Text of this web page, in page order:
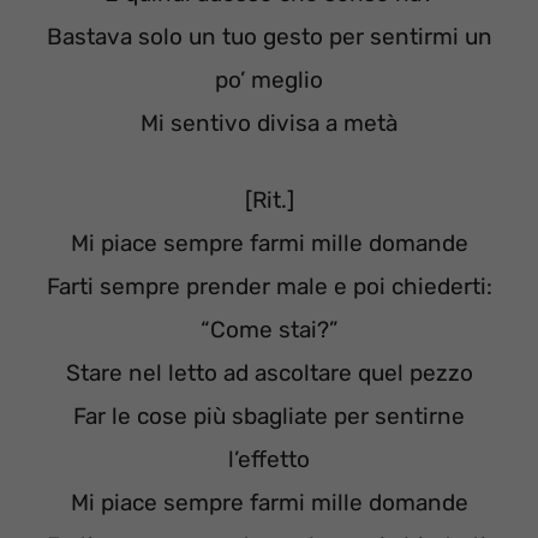
Bastava solo un tuo gesto per sentirmi un
po’ meglio
Mi sentivo divisa a metà
[Rit.]
Mi piace sempre farmi mille domande
Farti sempre prender male e poi chiederti:
“Come stai?”
Stare nel letto ad ascoltare quel pezzo
Far le cose più sbagliate per sentirne
l’effetto
Mi piace sempre farmi mille domande